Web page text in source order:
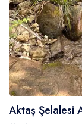
Aktaş Şelalesi